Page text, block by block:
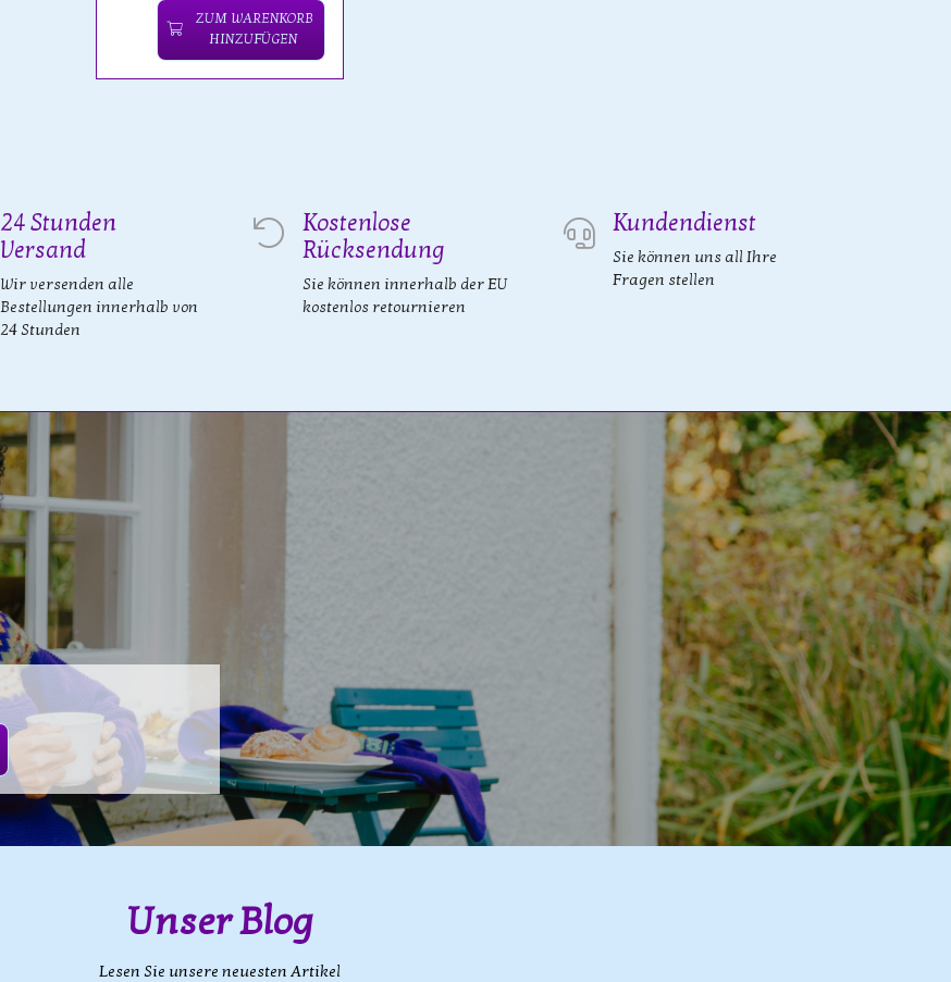
ZUM WARENKORB
HINZUFÜGEN
24 Stunden
Versand
Wir versenden alle
Bestellungen innerhalb von
24 Stunden
Kostenlose
Rücksendung
Sie können innerhalb der EU
kostenlos retournieren
Kundendienst
Sie können uns all Ihre
Fragen stellen
Unser Blog
Lesen Sie unsere neuesten Artikel